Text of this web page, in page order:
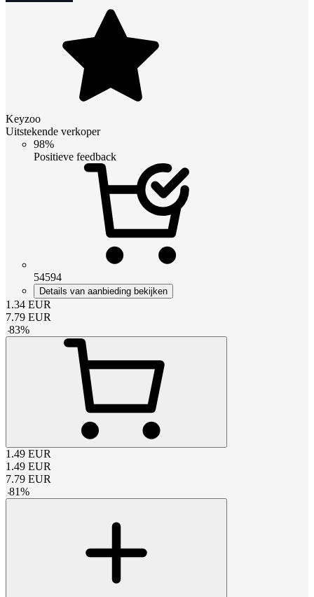
Keyzoo
Uitstekende verkoper
98%
Positieve feedback
54594
Details van aanbieding bekijken
1.34 EUR
7.79 EUR
-83%
1.49 EUR
1.49 EUR
7.79 EUR
-81%